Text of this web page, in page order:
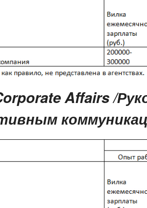
Affairs /